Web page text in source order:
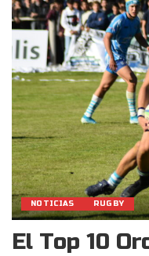
NOTICIAS RUGBY
El Top 10